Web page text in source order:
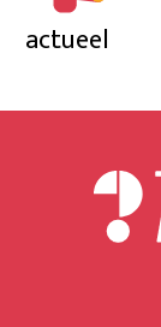
actueel